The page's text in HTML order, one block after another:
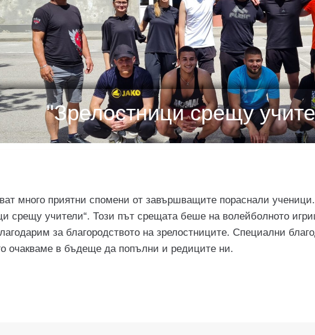
"Зрелостници срещу
много приятни спомени от завършващите пораснали
срещу учители“. Този път срещата беше на волейболното
за благородството на зрелостниците. Специални
очакваме в бъдеще да попълни и редиците ни.